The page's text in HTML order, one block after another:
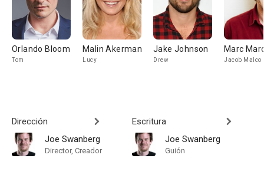
Orlando Bloom
Tom
Malin Akerman
Lucy
Jake Johnson
Drew
Marc
Jacob Malco
Dirección
Joe Swanberg
Director, Creador
Escritura
Joe Swanberg
Guión